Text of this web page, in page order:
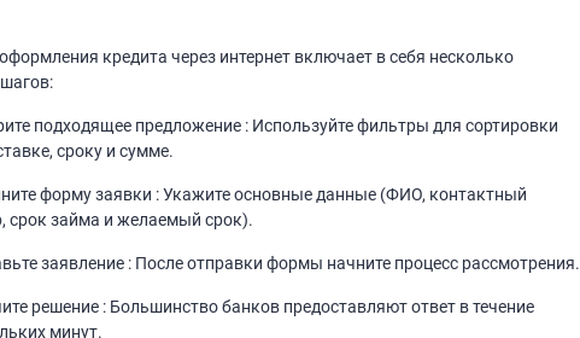
кредита через интернет включает в себя несколько
подходящее предложение : Используйте фильтры для сортировки
сроку и сумме.
форму заявки : Укажите основные данные (ФИО, контактный
срок займа и желаемый срок).
заявление : После отправки формы начните процесс рассмотрения.
решение : Большинство банков предоставляют ответ в течение
минут.